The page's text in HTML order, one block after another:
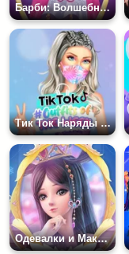
Барби: Волшебная Мода
Тик Ток Наряды Недели
Одевалки и Макияж Китайских Принцесс